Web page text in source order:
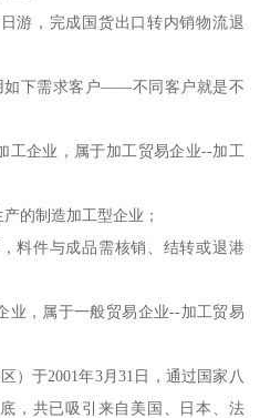
游，完成国货出口转内销物流退
如下需求客户——不同客户就是不
工企业，属于加工贸易企业--加工
的制造加工型企业；
料件与成品需核销、结转或退港
业，属于一般贸易企业--加工贸易
）于2001年3月31日，通过国家八
，共已吸引来自美国、日本、法